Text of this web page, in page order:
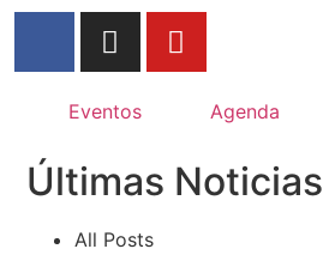
Eventos Agenda
Últimas Noticias
All Posts